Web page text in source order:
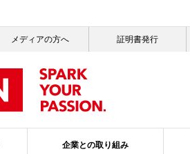
メディアの方へ 証明書発行
企業との取り組み